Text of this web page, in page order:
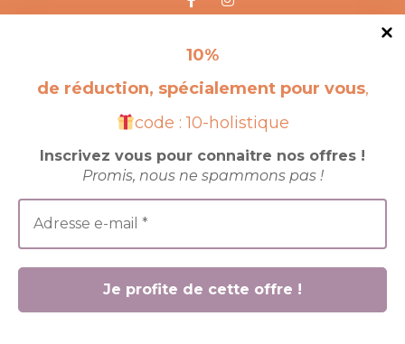
10%
de réduction, spécialement pour vous,
code : 10-holistique
Inscrivez vous pour connaitre nos offres !
Promis, nous ne spammons pas !
RENDEZ-NOUS VISITE !
© 2025 site crée parJBK Corporation